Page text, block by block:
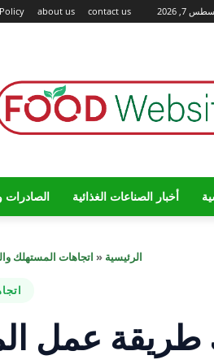
7, 2026
about us contact us
أخبار الصناعات الغذائية الصادرات
الرئيسية « اتجاهات المستهلك
طريقة عمل